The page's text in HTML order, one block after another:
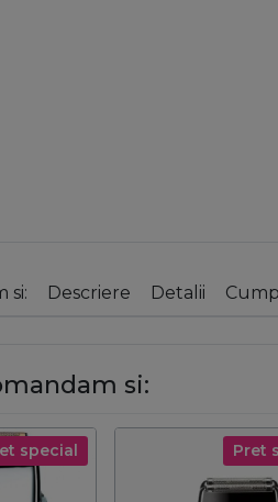
si: Descriere Detalii
si:
special Pret